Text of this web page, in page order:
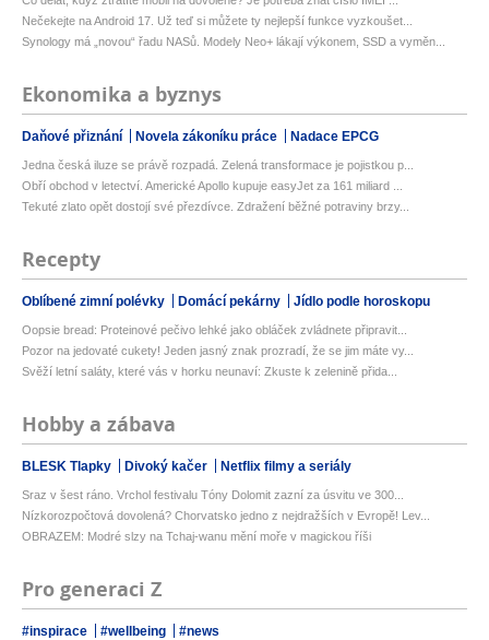
Nečekejte na Android 17. Už teď si můžete ty nejlepší funkce vyzkoušet...
Synology má „novou“ řadu NASů. Modely Neo+ lákají výkonem, SSD a vyměn...
Ekonomika a byznys
Daňové přiznání Novela zákoníku práce Nadace EPCG
Jedna česká iluze se právě rozpadá. Zelená transformace je pojistkou p...
Obří obchod v letectví. Americké Apollo kupuje easyJet za 161 miliard ...
Tekuté zlato opět dostojí své přezdívce. Zdražení běžné potraviny brzy...
Recepty
Oblíbené zimní polévky Domácí pekárny Jídlo podle horoskopu
Oopsie bread: Proteinové pečivo lehké jako obláček zvládnete připravit...
Pozor na jedovaté cukety! Jeden jasný znak prozradí, že se jim máte vy...
Svěží letní saláty, které vás v horku neunaví: Zkuste k zelenině přida...
Hobby a zábava
BLESK Tlapky Divoký kačer Netflix filmy a seriály
Sraz v šest ráno. Vrchol festivalu Tóny Dolomit zazní za úsvitu ve 300...
Nízkorozpočtová dovolená? Chorvatsko jedno z nejdražších v Evropě! Lev...
OBRAZEM: Modré slzy na Tchaj-wanu mění moře v magickou říši
Pro generaci Z
#inspirace #wellbeing #news